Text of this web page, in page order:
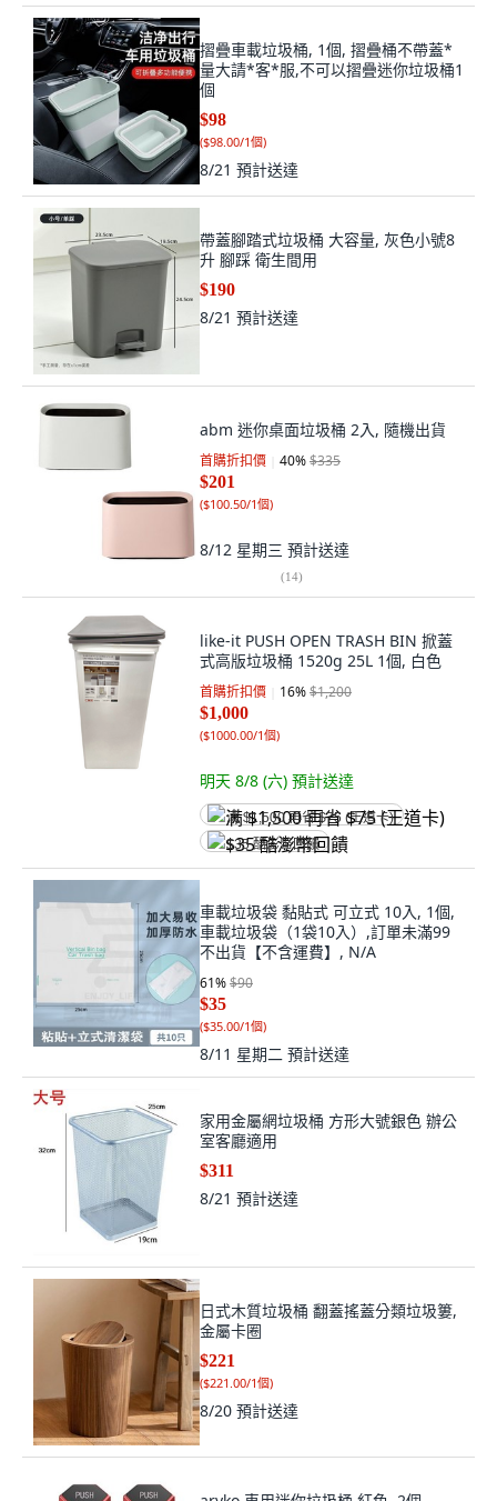
摺疊車載垃圾桶, 1個, 摺疊桶不帶蓋*
量大請*客*服,不可以摺疊迷你垃圾桶1
個
$98
($98.00/1個)
8/21 預計送達
帶蓋腳踏式垃圾桶 大容量, 灰色小號8
升 腳踩 衛生間用
$190
8/21 預計送達
abm 迷你桌面垃圾桶 2入, 隨機出貨
首購折扣價 40%$335
$201
($100.50/1個)
8/12 星期三 預計送達
(14)
like-it PUSH OPEN TRASH BIN 掀蓋
式高版垃圾桶 1520g 25L 1個, 白色
首購折扣價 16%$1,200
$1,000
($1000.00/1個)
明天 8/8 (六) 預計送達
满 $1,500 再省 $75 (王道卡)
$35 酷澎幣回饋
車載垃圾袋 黏貼式 可立式 10入, 1個,
車載垃圾袋（1袋10入）,訂單未滿99
不出貨【不含運費】, N/A
61%$90
$35
($35.00/1個)
8/11 星期二 預計送達
家用金屬網垃圾桶 方形大號銀色 辦公
室客廳適用
$311
8/21 預計送達
日式木質垃圾桶 翻蓋搖蓋分類垃圾簍,
金屬卡圈
$221
($221.00/1個)
8/20 預計送達